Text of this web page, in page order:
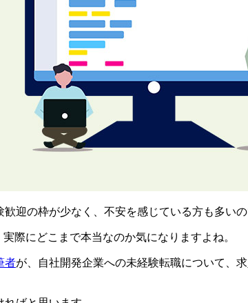
歓迎の枠が少なく、不安を感じている方も多い
際にどこまで本当なのか気になりますよね。
者が、自社開発企業への未経験転職について、